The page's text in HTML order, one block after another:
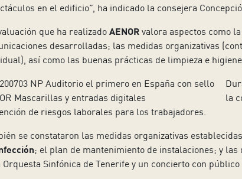
en el edificio”, ha indicado la consejera
que ha realizado AENORvalora aspectos como
desarrolladas; las medidas organizativas
así como las buenas prácticas de limpieza e
la
de riesgos laborales para los trabajadores.
se constataron las medidas organizativas
; el plan de mantenimiento de instalaciones; y
Orquesta Sinfónica de Tenerife y un concierto con